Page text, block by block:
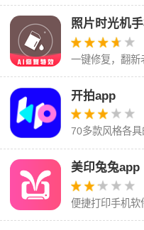
照片时光机
一键修复，翻新
开拍app
70多款风格各
成带你装逼带你
美印兔兔app
便捷打印手机软